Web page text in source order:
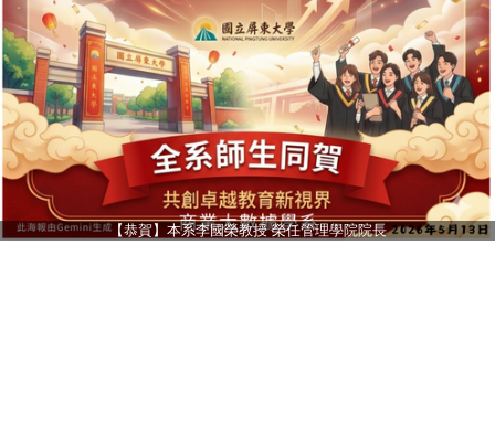
【恭賀】本系李國榮教授 榮任管理學院院長